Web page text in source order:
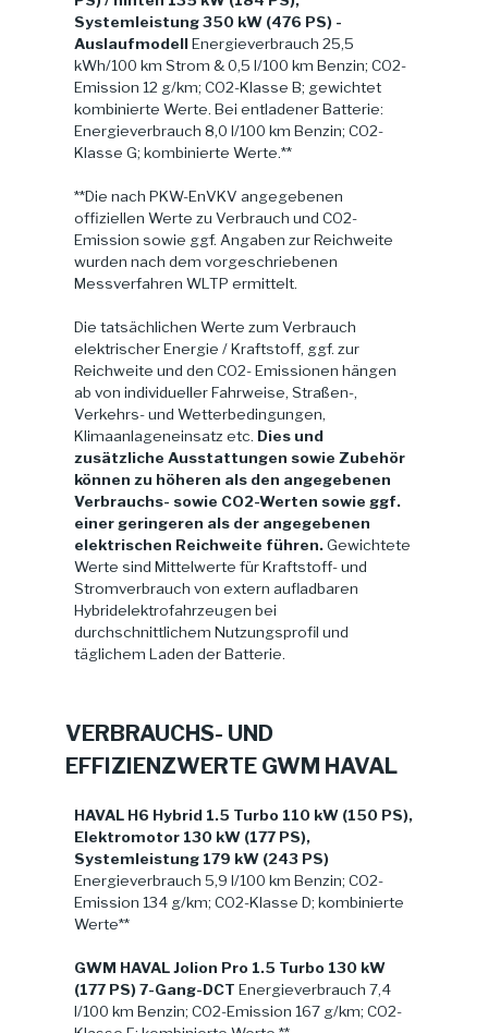
Systemleistung 350 kW (476 PS) -
AuslaufmodellEnergieverbrauch 25,5
kWh/100 km Strom & 0,5 l/100 km Benzin; CO2-
Emission 12 g/km; CO2-Klasse B; gewichtet
kombinierte Werte. Bei entladener Batterie:
Energieverbrauch 8,0 l/100 km Benzin; CO2-
Klasse G; kombinierte Werte.**
**Die nach PKW-EnVKV angegebenen
offiziellen Werte zu Verbrauch und CO2-
Emission sowie ggf. Angaben zur Reichweite
wurden nach dem vorgeschriebenen
Messverfahren WLTP ermittelt.
Die tatsächlichen Werte zum Verbrauch
elektrischer Energie / Kraftstoff, ggf. zur
Reichweite und den CO2- Emissionen hängen
ab von individueller Fahrweise, Straßen-,
Verkehrs- und Wetterbedingungen,
Klimaanlageneinsatz etc. Dies und
zusätzliche Ausstattungen sowie Zubehör
können zu höheren als den angegebenen
Verbrauchs- sowie CO2-Werten sowie ggf.
einer geringeren als der angegebenen
elektrischen Reichweite führen.Gewichtete
Werte sind Mittelwerte für Kraftstoff- und
Stromverbrauch von extern aufladbaren
Hybridelektrofahrzeugen bei
durchschnittlichem Nutzungsprofil und
täglichem Laden der Batterie.
VERBRAUCHS- UND
EFFIZIENZWERTE GWM HAVAL
HAVAL H6 Hybrid 1.5 Turbo 110 kW (150 PS),
Elektromotor 130 kW (177 PS),
Systemleistung 179 kW (243 PS)
Energieverbrauch 5,9 l/100 km Benzin; CO2-
Emission 134 g/km; CO2-Klasse D; kombinierte
Werte**
GWM HAVAL Jolion Pro 1.5 Turbo 130 kW
(177 PS) 7-Gang-DCT Energieverbrauch 7,4
l/100 km Benzin; CO2-Emission 167 g/km; CO2-